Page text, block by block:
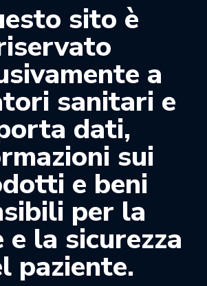
sito è
a
sanitari e
dati,
sui
e beni
per la
la sicurezza
paziente.